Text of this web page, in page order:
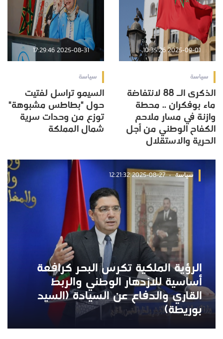
2025-09-01 10:35:26
سياسة
الذكرى الـ 88 لانتفاضة
ماء بوفكران .. محطة
وازنة في مسار ملاحم
الكفاح الوطني من أجل
الحرية والاستقلال
2025-08-31 17:29:46
سياسة
السيمو تراسل لفتيت
حول "بطاطس مشبوهة"
توزع من وحدات سرية
شمال المملكة
سياسة 2025-08-27 12:21:32
الرؤية الملكية تكرس البحر كرافعة
أساسية للازدهار الوطني والربط
القاري والدفاع عن السيادة (السيد
بوريطة)